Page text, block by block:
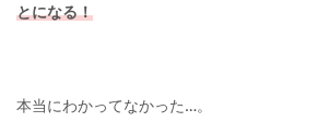
とになる！
本当にわかってなかった…。